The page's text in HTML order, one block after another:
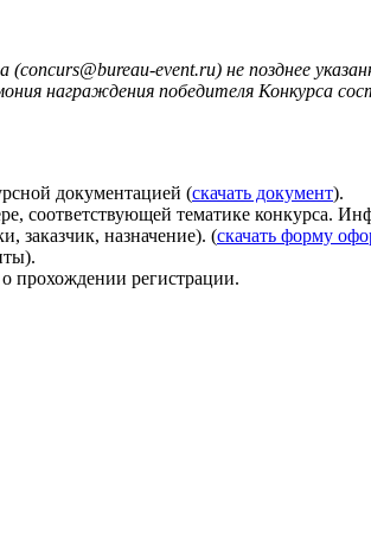
event.ru) не позднее
награждения победителя Конкурса
документацией (скачать документ).
соответствующей тематике конкурса.
заказчик, назначение). (скачать форму
прохождении регистрации.